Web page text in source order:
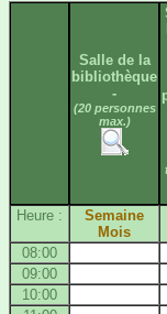
Salle de la
bibliothèque
-
(20 personnes
max.)
Heure :
Semaine
Mois
08:00
09:00
10:00